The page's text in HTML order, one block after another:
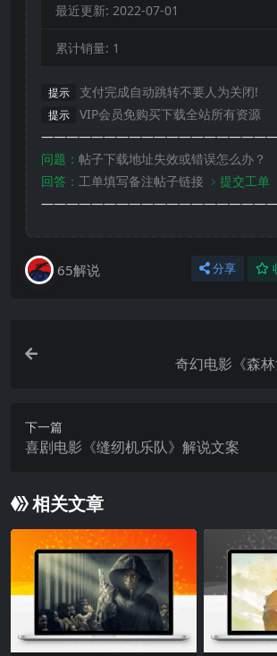
最近更新: 2022-07-01
累计销量: 1
提示 支付完成自动跳转不要人为关闭!
提示
VIP会员免购买下载全站所有资源
问题： 帖子下载地址失效或错误怎么办？
回答： 工单填写备注帖子链接 ﹥提交工单
65解说 分享
奇幻电影《森
下一篇
喜剧电影《缝纫机乐队》解说文案
相关文章